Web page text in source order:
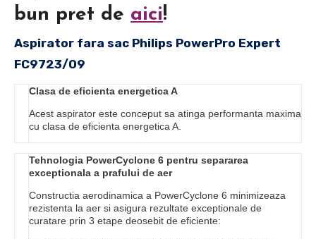
bun pret de aici!
Aspirator fara sac Philips PowerPro Expert
FC9723/09
Clasa de eficienta energetica A
Acest aspirator este conceput sa atinga performanta maxima
cu clasa de eficienta energetica A.
Tehnologia PowerCyclone 6 pentru separarea
exceptionala a prafului de aer
Constructia aerodinamica a PowerCyclone 6 minimizeaza
rezistenta la aer si asigura rezultate exceptionale de
curatare prin 3 etape deosebit de eficiente: